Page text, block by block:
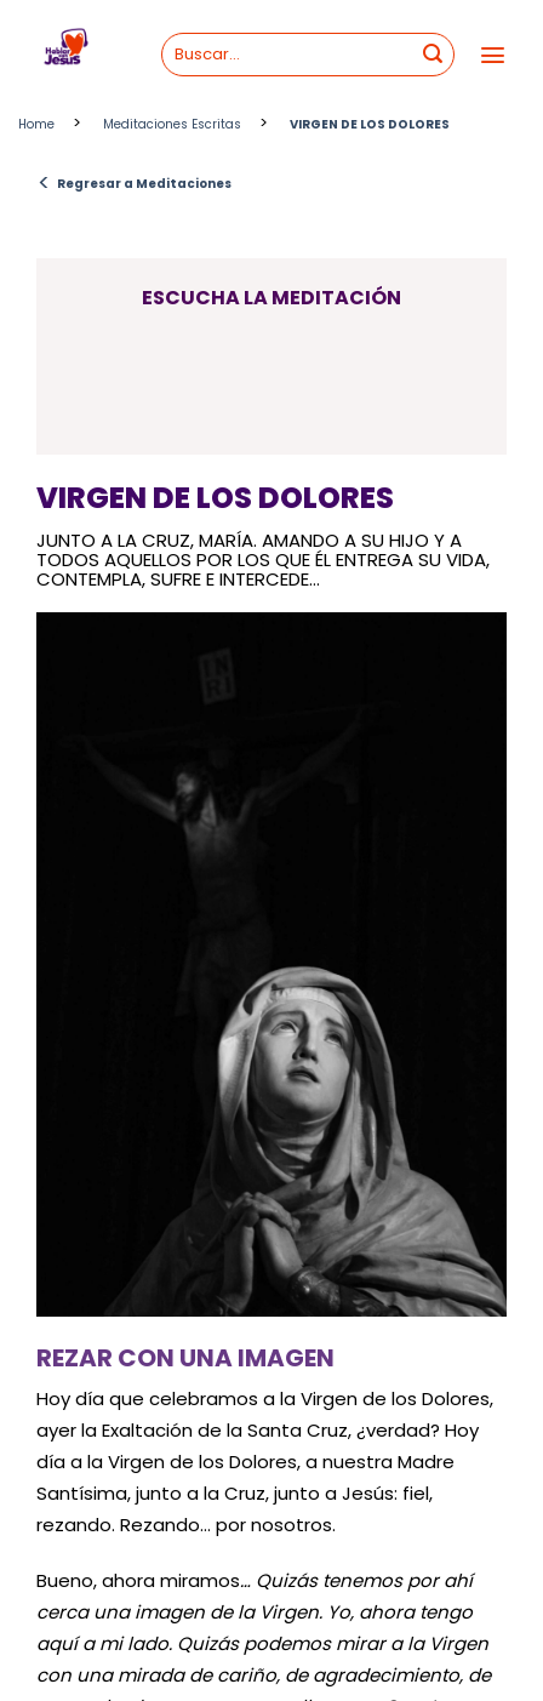
content
Home > Meditaciones Escritas > VIRGEN DE LOS DOLORES
< Regresar a Meditaciones
ESCUCHA LA MEDITACIÓN
VIRGEN DE LOS DOLORES
JUNTO A LA CRUZ, MARÍA. AMANDO A SU HIJO Y A
TODOS AQUELLOS POR LOS QUE ÉL ENTREGA SU VIDA,
CONTEMPLA, SUFRE E INTERCEDE…
REZAR CON UNA IMAGEN
Hoy día que celebramos a la Virgen de los Dolores,
ayer la Exaltación de la Santa Cruz, ¿verdad? Hoy
día a la Virgen de los Dolores, a nuestra Madre
Santísima, junto a la Cruz, junto a Jesús: fiel,
rezando. Rezando… por nosotros.
Bueno, ahora miramos… Quizás tenemos por ahí
cerca una imagen de la Virgen. Yo, ahora tengo
aquí a mi lado. Quizás podemos mirar a la Virgen
con una mirada de cariño, de agradecimiento, de